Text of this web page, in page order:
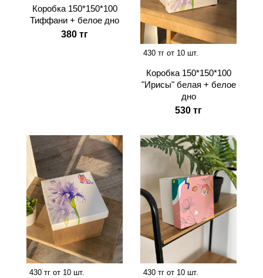
Коробка 150*150*100
Тиффани + белое дно
380 тг
430 тг от 10 шт.
Коробка 150*150*100
"Ирисы" белая + белое
дно
530 тг
430 тг от 10 шт. 430 тг от 10 шт.